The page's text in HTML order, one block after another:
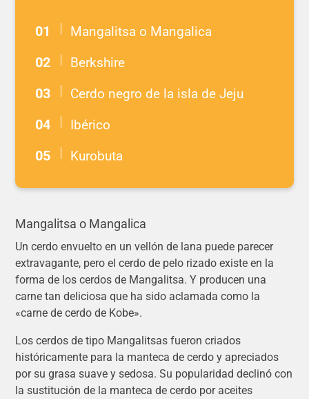
Mangalitsa o Mangalica
Berkshire
Cerdo negro de la isla de Jeju
Ibérico
Kurobuta
Mangalitsa o Mangalica
Un cerdo envuelto en un vellón de lana puede parecer
extravagante, pero el cerdo de pelo rizado existe en la
forma de los cerdos de Mangalitsa. Y producen una
carne tan deliciosa que ha sido aclamada como la
«carne de cerdo de Kobe».
Los cerdos de tipo Mangalitsas fueron criados
históricamente para la manteca de cerdo y apreciados
por su grasa suave y sedosa. Su popularidad declinó con
la sustitución de la manteca de cerdo por aceites